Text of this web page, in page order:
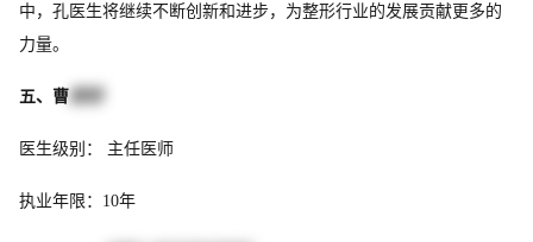
中，孔医生将继续不断创新和进步，为整形行业的发展贡献更多的
力量。
五、曹 索奇
医生级别： 主任医师
执业年限：10年